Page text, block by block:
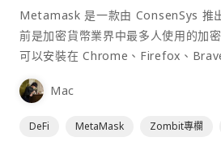
Metamask 是一款由 ConsenSys 推
前是加密貨幣業界中最多人使用的加
可以安裝在 Chrome、Firefox、
為插件使用，具備許多功能且使用上非
Mac
DeFi MetaMask Zombit專欄